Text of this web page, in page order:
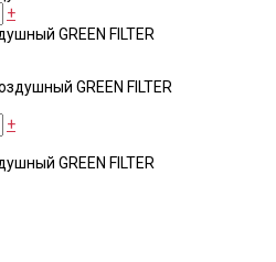
+
GREEN FILTER
+
GREEN FILTER